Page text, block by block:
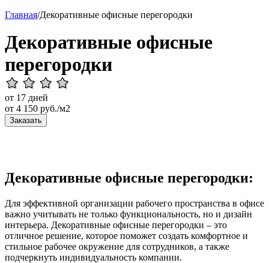
Главная/Декоративные офисные перегородки
Декоративные офисные
перегородки
от 17 дней
от 4 150 руб./м2
Заказать
Декоративные офисные перегородки:
Для эффективной организации рабочего пространства в офисе
важно учитывать не только функциональность, но и дизайн
интерьера. Декоративные офисные перегородки – это
отличное решение, которое поможет создать комфортное и
стильное рабочее окружение для сотрудников, а также
подчеркнуть индивидуальность компании.